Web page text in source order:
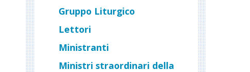
Gruppo Liturgico
Lettori
Ministranti
Ministri straordinari della